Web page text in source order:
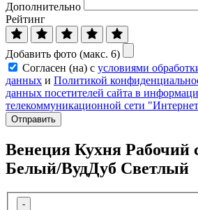
Дополнительно
Рейтинг
Добавить фото (макс. 6)
Согласен (на) с условиями
данных и Политикой
данных посетителей сайта в
телекоммуникационной сети
Отправить
Венеция Кухня
Белый/ВудДуб Светлый
-